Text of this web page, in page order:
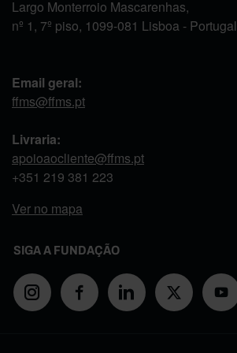
Largo Monterroio Mascarenhas,
nº 1, 7º piso, 1099-081 Lisboa - Portugal
Email geral:
ffms@ffms.pt
Livraria:
apoioaocliente@ffms.pt
+351 219 381 223
Ver no mapa
SIGA A FUNDAÇÃO